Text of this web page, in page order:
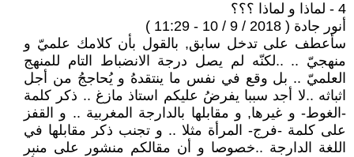
4 - لماذا و لماذا ؟؟؟
أنور جادة ( 2018 / 9 / 10 - 11:29 )
سأعطف على تدخل سابق, بالقول بأن كلامك علميّ و
منهجيّ .. ..لكنّه لم يصل درجة الانضباط التام للمنهج
العلميّ .. بل وقع في نفس ما ينتقدهُ و يُحاججُ من أجل
اثباثه ..لا أجد سببا يفرضُ عليكم استاذ مازغ .. ذكر كلمة
-الغوط- و غيرها, و مقابلها بالدارجة المغربية .. و القفز
على كلمة -فرج- المرأة مثلا .. و تجنب ذكر مقابلها في
اللغة الدارجة ..خصوصا و أن مقالكم منشور على منبر